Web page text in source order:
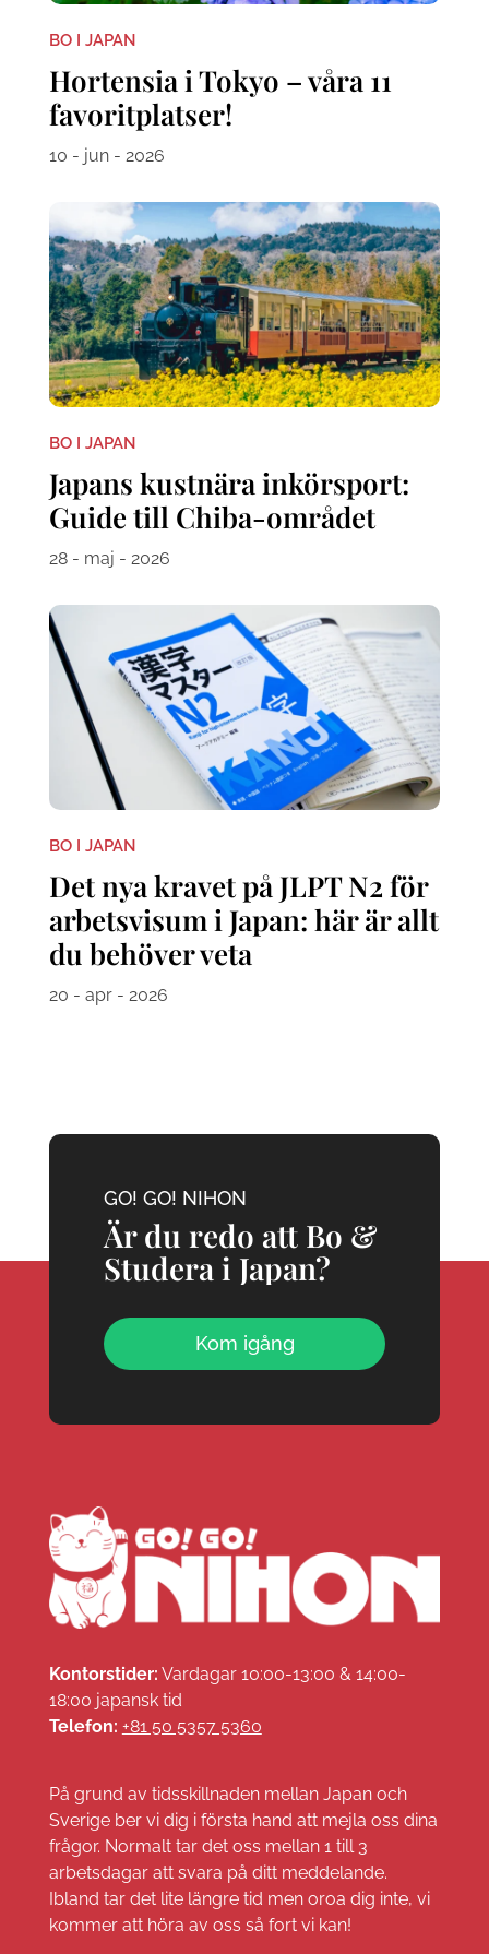
BO I JAPAN
Hortensia i Tokyo – våra 11
favoritplatser!
10 - jun - 2026
BO I JAPAN
Japans kustnära inkörsport:
Guide till Chiba-området
28 - maj - 2026
BO I JAPAN
Det nya kravet på JLPT N2 för
arbetsvisum i Japan: här är allt
du behöver veta
20 - apr - 2026
GO! GO! NIHON
Är du redo att Bo &
Studera i Japan?
Kom igång
Kontorstider: Vardagar 10:00-13:00 & 14:00-
18:00 japansk tid
Telefon: +81 50 5357 5360
På grund av tidsskillnaden mellan Japan och
Sverige ber vi dig i första hand att mejla oss dina
frågor. Normalt tar det oss mellan 1 till 3
arbetsdagar att svara på ditt meddelande.
Ibland tar det lite längre tid men oroa dig inte, vi
kommer att höra av oss så fort vi kan!